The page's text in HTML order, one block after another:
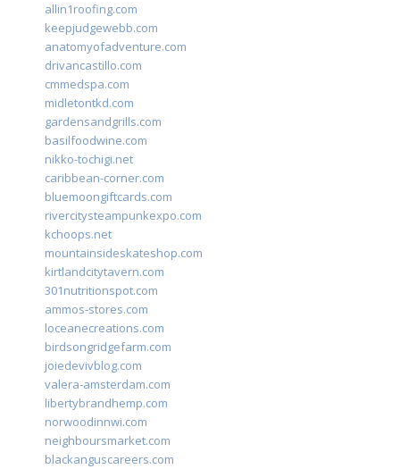
allin1roofing.com
keepjudgewebb.com
anatomyofadventure.com
drivancastillo.com
cmmedspa.com
midletontkd.com
gardensandgrills.com
basilfoodwine.com
nikko-tochigi.net
caribbean-corner.com
bluemoongiftcards.com
rivercitysteampunkexpo.com
kchoops.net
mountainsideskateshop.com
kirtlandcitytavern.com
301nutritionspot.com
ammos-stores.com
loceanecreations.com
birdsongridgefarm.com
joiedevivblog.com
valera-amsterdam.com
libertybrandhemp.com
norwoodinnwi.com
neighboursmarket.com
blackanguscareers.com